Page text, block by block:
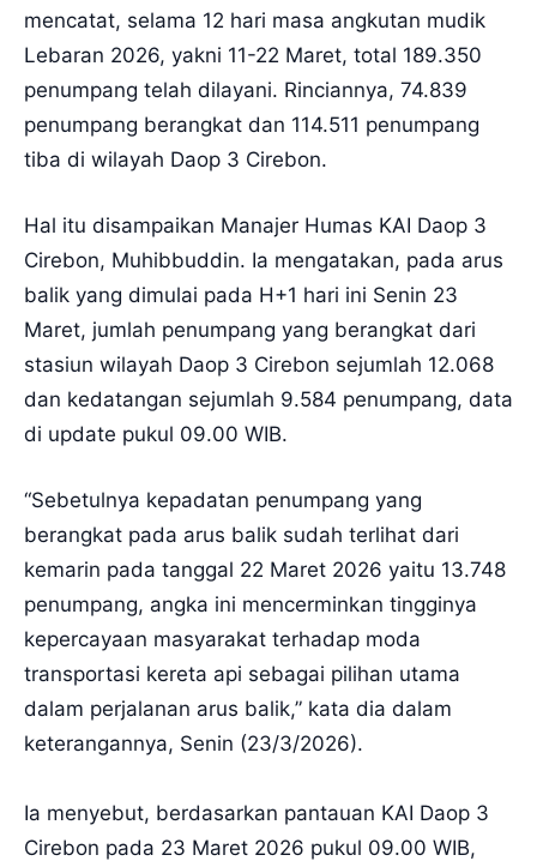
mencatat, selama 12 hari masa angkutan mudik
Lebaran 2026, yakni 11-22 Maret, total 189.350
penumpang telah dilayani. Rinciannya, 74.839
penumpang berangkat dan 114.511 penumpang
tiba di wilayah Daop 3 Cirebon.
Hal itu disampaikan Manajer Humas KAI Daop 3
Cirebon, Muhibbuddin. Ia mengatakan, pada arus
balik yang dimulai pada H+1 hari ini Senin 23
Maret, jumlah penumpang yang berangkat dari
stasiun wilayah Daop 3 Cirebon sejumlah 12.068
dan kedatangan sejumlah 9.584 penumpang, data
di update pukul 09.00 WIB.
“Sebetulnya kepadatan penumpang yang
berangkat pada arus balik sudah terlihat dari
kemarin pada tanggal 22 Maret 2026 yaitu 13.748
penumpang, angka ini mencerminkan tingginya
kepercayaan masyarakat terhadap moda
transportasi kereta api sebagai pilihan utama
dalam perjalanan arus balik,” kata dia dalam
keterangannya, Senin (23/3/2026).
Ia menyebut, berdasarkan pantauan KAI Daop 3
Cirebon pada 23 Maret 2026 pukul 09.00 WIB,